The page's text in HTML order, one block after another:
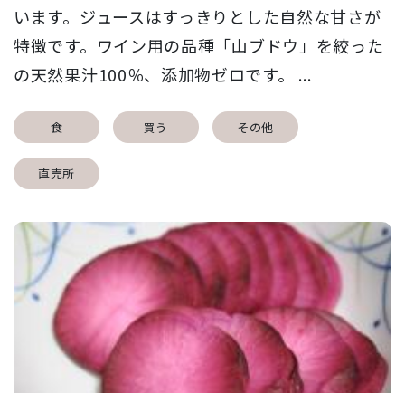
います。ジュースはすっきりとした自然な甘さが
特徴です。ワイン用の品種「山ブドウ」を絞った
の天然果汁100％、添加物ゼロです。 ...
食 買う その他
直売所